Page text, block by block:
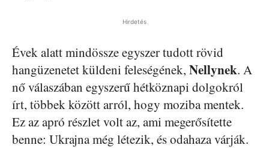
Hirdetés
Évek alatt mindössze egyszer tudott rövid
hangüzenetet küldeni feleségének, Nellynek. A
nő válaszában egyszerű hétköznapi dolgokról
írt, többek között arról, hogy moziba mentek.
Ez az apró részlet volt az, ami megerősítette
benne: Ukrajna még létezik, és odahaza várják.